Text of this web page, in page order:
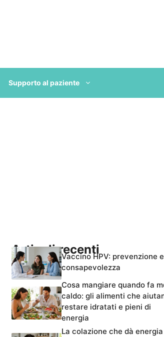
Supporto al paziente
Articoli recentiVaccino HPV: prevenzione e
consapevolezza
Cosa mangiare quando fa
caldo: gli alimenti che
restare idratati e pieni di
energia
La colazione che dà